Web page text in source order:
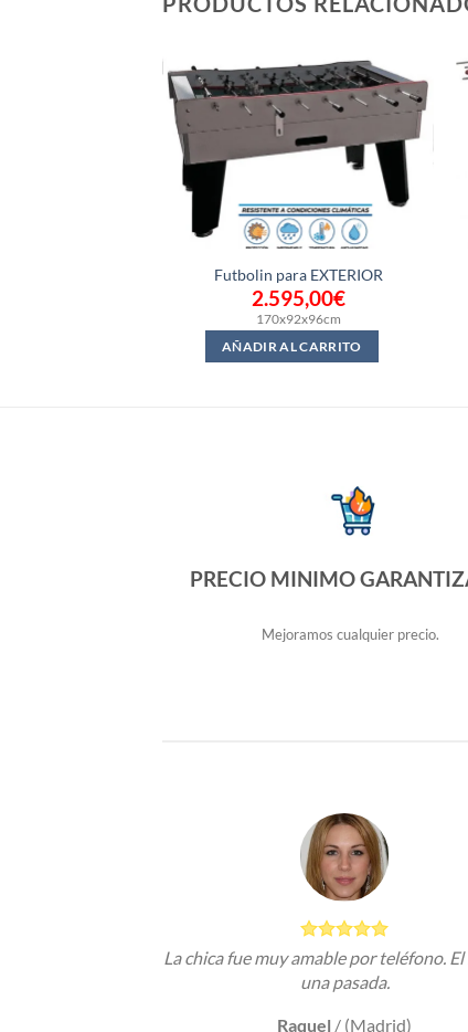
Futbolin para EXTERIOR
2.595,00€
170x92x96cm
AÑADIR AL CARRITO
PRECIO MINIMO
Mejoramos cualquier precio.
La chica fue muy amable por teléfono.
una pasada.
Raquel / (Madrid)